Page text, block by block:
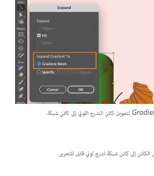
الكائن إلى كائن شبكة تدرج لوني قابل للتحرير.